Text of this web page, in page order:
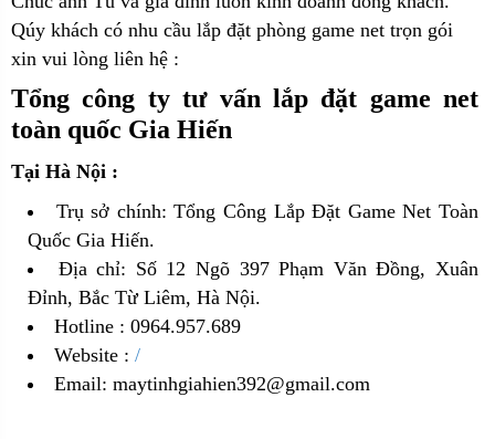
Qúy khách có nhu cầu lắp đặt phòng game net trọn gói
xin vui lòng liên hệ :
Tổng công ty tư vấn lắp đặt game net
toàn quốc Gia Hiến
Tại Hà Nội :
Trụ sở chính: Tổng Công Lắp Đặt Game Net Toàn
Quốc Gia Hiến.
Địa chỉ: Số 12 Ngõ 397 Phạm Văn Đồng, Xuân
Đỉnh, Bắc Từ Liêm, Hà Nội.
Hotline : 0964.957.689
Website : /
Email: maytinhgiahien392@gmail.com